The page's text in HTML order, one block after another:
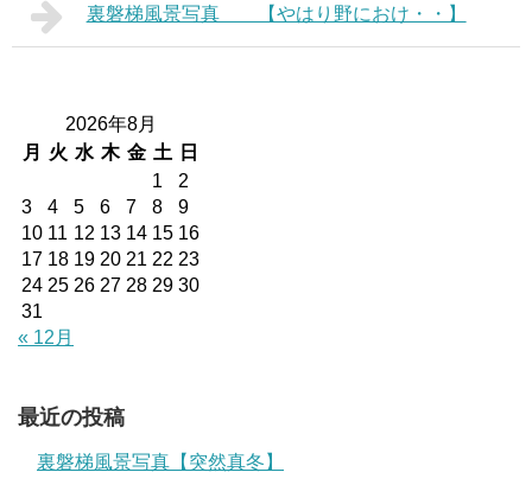
裏磐梯風景写真 【やはり野におけ・・】
2026年8月
月
火 水 木 金 土
日
1
2
3
4 5 6 7 8
9
10 11 12 13 14 15 16
17 18 19 20 21 22 23
24 25 26 27 28 29 30
31
« 12月
最近の投稿
裏磐梯風景写真【突然真冬】